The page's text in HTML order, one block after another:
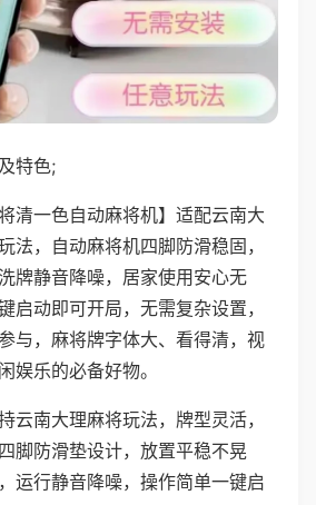
特色;
清一色自动麻将机】适配云南大
法，自动麻将机四脚防滑稳固，
牌静音降噪，居家使用安心无
启动即可开局，无需复杂设置，
与，麻将牌字体大、看得清，视
娱乐的必备好物。
云南大理麻将玩法，牌型灵活，
脚防滑垫设计，放置平稳不晃
运行静音降噪，操作简单一键启